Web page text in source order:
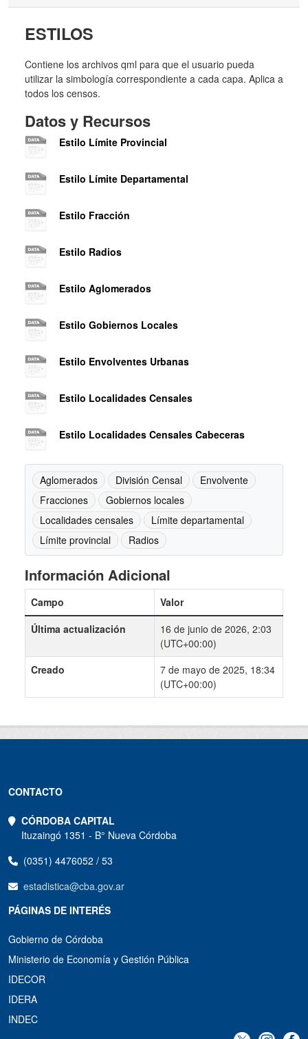
ESTILOS
Contiene los archivos qml para que el usuario pueda
utilizar la simbología correspondiente a cada capa. Aplica a
todos los censos.
Datos y Recursos
Estilo Límite Provincial
Estilo Límite Departamental
Estilo Fracción
Estilo Radios
Estilo Aglomerados
Estilo Gobiernos Locales
Estilo Envolventes Urbanas
Estilo Localidades Censales
Estilo Localidades Censales Cabeceras
Aglomerados División Censal
Envolvente
Fracciones
Gobiernos locales
Localidades censales
Límite departamental
Límite provincial
Radios
Información Adicional
Campo
Valor
Última actualización
16 de junio de 2026, 2:03
(UTC+00:00)
Creado
7 de mayo de 2025, 18:34
(UTC+00:00)
CONTACTO
CÓRDOBA CAPITAL
Ituzaingó 1351 - B° Nueva Córdoba
(0351) 4476052 / 53
estadistica@cba.gov.ar
PÁGINAS DE INTERÉS
Gobierno de Córdoba
Ministerio de Economía y Gestión Pública
IDECOR
IDERA
INDEC